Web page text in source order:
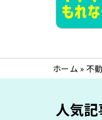
ホーム » 不
人気